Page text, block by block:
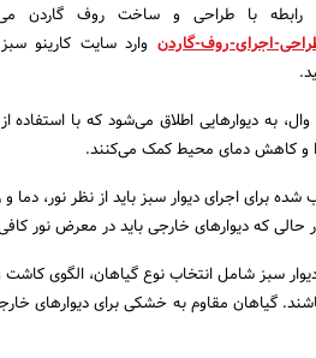
رابطه با طراحی و ساخت روف گاردن
اجرای-روف-گاردن وارد سایت کارینو
به دیوارهایی اطلاق می‌شود که با استفاده
و کاهش دمای محیط کمک می‌کنند.
برای اجرای دیوار سبز باید از نظر نور،
حالی که دیوارهای خارجی باید در معرض نور کافی
سبز شامل انتخاب نوع گیاهان، الگوی
گیاهان مقاوم به خشکی برای دیوارهای